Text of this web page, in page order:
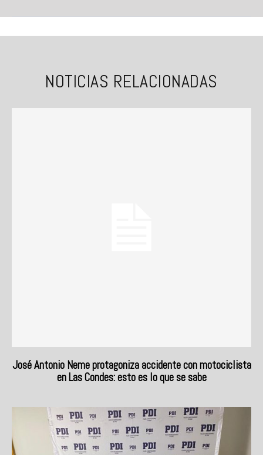
NOTICIAS RELACIONADAS
José Antonio Neme protagoniza accidente con motociclista
en Las Condes: esto es lo que se sabe